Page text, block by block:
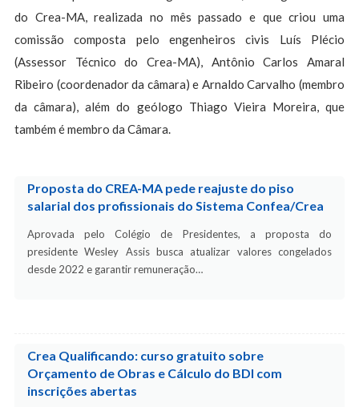
do Crea-MA, realizada no mês passado e que criou uma
comissão composta pelo engenheiros civis Luís Plécio
(Assessor Técnico do Crea-MA), Antônio Carlos Amaral
Ribeiro (coordenador da câmara) e Arnaldo Carvalho (membro
da câmara), além do geólogo Thiago Vieira Moreira, que
também é membro da Câmara.
Proposta do CREA-MA pede reajuste do piso
salarial dos profissionais do Sistema Confea/Crea
Aprovada pelo Colégio de Presidentes, a proposta do
presidente Wesley Assis busca atualizar valores congelados
desde 2022 e garantir remuneração…
Crea Qualificando: curso gratuito sobre
Orçamento de Obras e Cálculo do BDI com
inscrições abertas